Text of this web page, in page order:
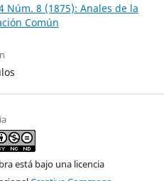
Núm. 8 (1875): Anales de la
Común
está bajo una licencia